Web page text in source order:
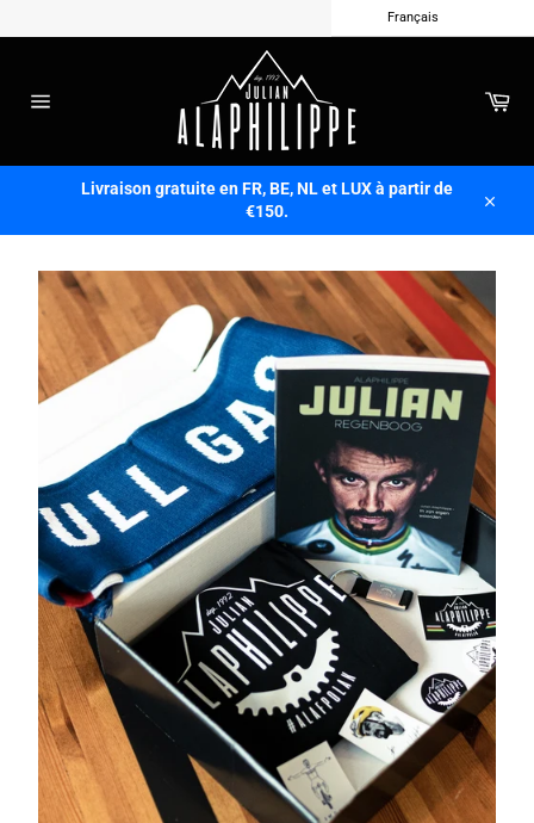
Français
contenu
Livraison gratuite en FR, BE, NL et LUX à partir de
€150.